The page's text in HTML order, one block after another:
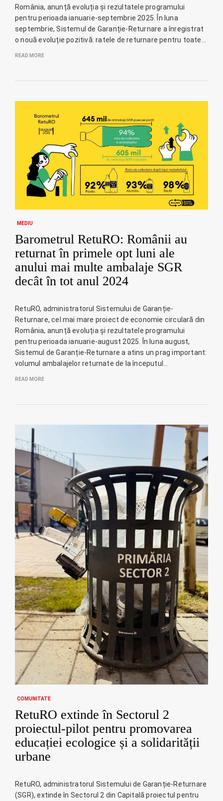
România, anunță evoluția și rezultatele programului
pentru perioada ianuarie-septembrie 2025. În luna
septembrie, Sistemul de Garanție-Returnare a înregistrat
o nouă evoluție pozitivă: ratele de returnare pentru toate…
READ MORE
MEDIU
Barometrul RetuRO: Românii au
returnat în primele opt luni ale
anului mai multe ambalaje SGR
decât în tot anul 2024
RetuRO, administratorul Sistemului de Garanție-
Returnare, cel mai mare proiect de economie circulară din
România, anunță evoluția și rezultatele programului
pentru perioada ianuarie-august 2025. În luna august,
Sistemul de Garanție-Returnare a atins un prag important:
volumul ambalajelor returnate de la începutul…
READ MORE
COMUNITATE
RetuRO extinde în Sectorul 2
proiectul-pilot pentru promovarea
educației ecologice și a solidarității
urbane
RetuRO, administratorul Sistemului de Garanție-Returnare
(SGR), extinde în Sectorul 2 din Capitală proiectul pentru